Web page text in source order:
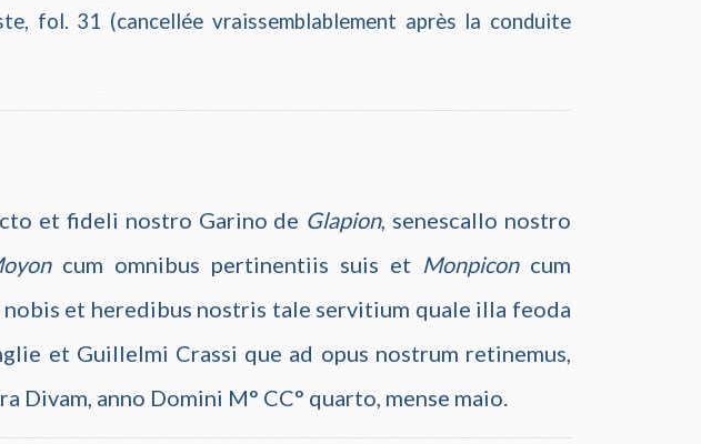
fol. 31 (cancellée vraissemblablement après la conduite
et fideli nostro Garino de Glapion, senescallo nostro
cum omnibus pertinentiis suis et Monpiconcum
et heredibus nostris tale servitium quale illa feoda
et Guillelmi Crassi que ad opus nostrum retinemus,
Divam, anno Domini M° CC° quarto, mense maio.